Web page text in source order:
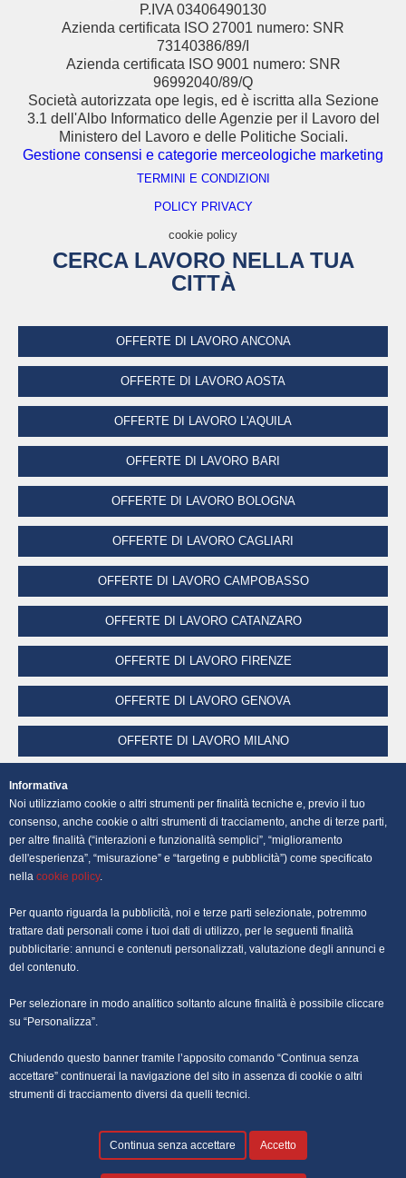
P.IVA 03406490130
Azienda certificata ISO 27001 numero: SNR
73140386/89/I
Azienda certificata ISO 9001 numero: SNR
96992040/89/Q
Società autorizzata ope legis, ed è iscritta alla Sezione
3.1 dell'Albo Informatico delle Agenzie per il Lavoro del
Ministero del Lavoro e delle Politiche Sociali.
Gestione consensi e categorie merceologiche marketing
TERMINI E CONDIZIONI
POLICY PRIVACY
cookie policy
CERCA LAVORO NELLA TUA
CITTÀ
OFFERTE DI LAVORO ANCONA
OFFERTE DI LAVORO AOSTA
OFFERTE DI LAVORO L'AQUILA
OFFERTE DI LAVORO BARI
OFFERTE DI LAVORO BOLOGNA
OFFERTE DI LAVORO CAGLIARI
OFFERTE DI LAVORO CAMPOBASSO
OFFERTE DI LAVORO CATANZARO
OFFERTE DI LAVORO FIRENZE
OFFERTE DI LAVORO GENOVA
OFFERTE DI LAVORO MILANO
OFFERTE DI LAVORO PALERMO
OFFERTE DI LAVORO PERUGIA
OFFERTE DI LAVORO ROMA
OFFERTE DI LAVORO TRIESTE
OFFERTE DI LAVORO VENEZIA
Informativa
Noi utilizziamo cookie o altri strumenti per finalità tecniche e, previo il tuo
consenso, anche cookie o altri strumenti di tracciamento, anche di terze parti,
per altre finalità (“interazioni e funzionalità semplici”, “miglioramento
dell'esperienza”, “misurazione” e “targeting e pubblicità”) come specificato
nella cookie policy.
Per quanto riguarda la pubblicità, noi e terze parti selezionate, potremmo
trattare dati personali come i tuoi dati di utilizzo, per le seguenti finalità
pubblicitarie: annunci e contenuti personalizzati, valutazione degli annunci e
del contenuto.
Per selezionare in modo analitico soltanto alcune finalità è possibile cliccare
su “Personalizza”.
Chiudendo questo banner tramite l’apposito comando “Continua senza
accettare” continuerai la navigazione del sito in assenza di cookie o altri
strumenti di tracciamento diversi da quelli tecnici.
Continua senza accettare Accetto